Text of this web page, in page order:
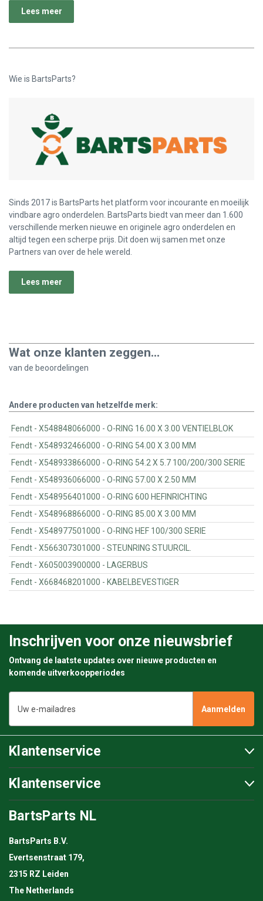
Lees meer
Wie is BartsParts?
Sinds 2017 is BartsParts het platform voor incourante en moeilijk
vindbare agro onderdelen. BartsParts biedt van meer dan 1.600
verschillende merken nieuwe en originele agro onderdelen en
altijd tegen een scherpe prijs. Dit doen wij samen met onze
Partners van over de hele wereld.
Lees meer
Wat onze klanten zeggen...
van de beoordelingen
Andere producten van hetzelfde merk:
Fendt - X548848066000 - O-RING 16.00 X 3.00 VENTIELBLOK
Fendt - X548932466000 - O-RING 54.00 X 3.00 MM
Fendt - X548933866000 - O-RING 54.2 X 5.7 100/200/300 SERIE
Fendt - X548936066000 - O-RING 57.00 X 2.50 MM
Fendt - X548956401000 - O-RING 600 HEFINRICHTING
Fendt - X548968866000 - O-RING 85.00 X 3.00 MM
Fendt - X548977501000 - O-RING HEF 100/300 SERIE
Fendt - X566307301000 - STEUNRING STUURCIL.
Fendt - X605003900000 - LAGERBUS
Fendt - X668468201000 - KABELBEVESTIGER
Inschrijven voor onze nieuwsbrief
Ontvang de laatste updates over nieuwe producten en
komende uitverkoopperiodes
mailadres
Klantenservice
Klantenservice
BartsParts NL
BartsParts B.V.
Evertsenstraat 179,
2315 RZ Leiden
The Netherlands